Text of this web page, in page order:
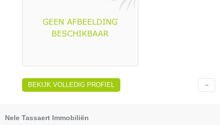
BEKIJK VOLLEDIG PROFIEL
Nele Tassaert Immobiliën